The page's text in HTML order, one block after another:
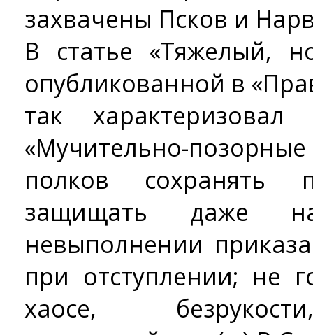
захвачены Псков и
В статье «Тяжелый,
опубликованной в
так
«Мучительно-
полков сохранять
защищать даже
невыполнении
при отступлении; не
хаосе,